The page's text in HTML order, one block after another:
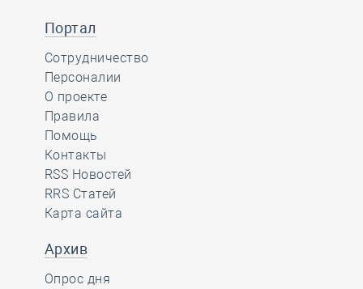
Портал
Сотрудничество
Персоналии
О проекте
Правила
Помощь
Контакты
RSS Новостей
RRS Статей
Карта сайта
Архив
Опрос дня